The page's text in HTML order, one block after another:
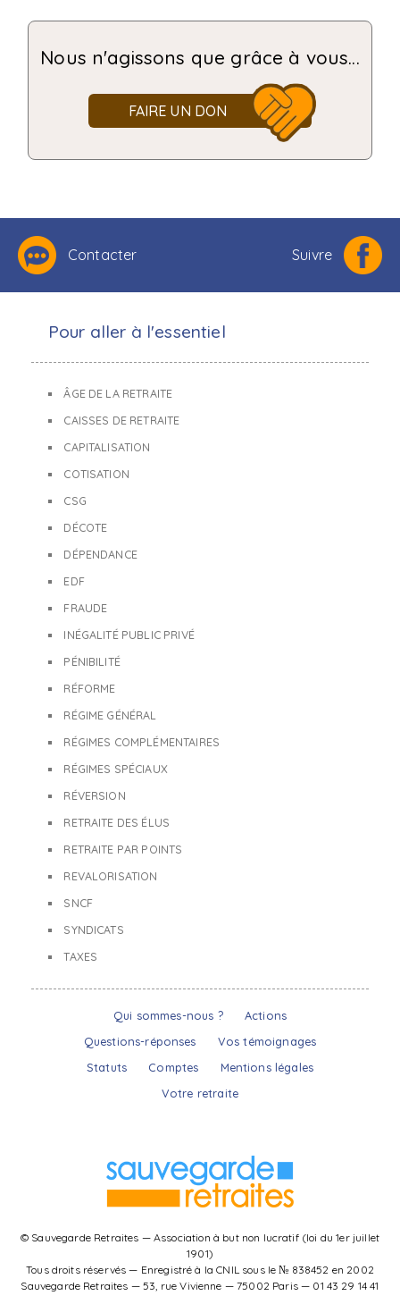
Nous n'agissons que grâce à vous...
FAIRE UN DON
Contacter Suivre
Pour aller à l'essentiel
ÂGE DE LA RETRAITE
CAISSES DE RETRAITE
CAPITALISATION
COTISATION
CSG
DÉCOTE
DÉPENDANCE
EDF
FRAUDE
INÉGALITÉ PUBLIC PRIVÉ
PÉNIBILITÉ
RÉFORME
RÉGIME GÉNÉRAL
RÉGIMES COMPLÉMENTAIRES
RÉGIMES SPÉCIAUX
RÉVERSION
RETRAITE DES ÉLUS
RETRAITE PAR POINTS
REVALORISATION
SNCF
SYNDICATS
TAXES
Qui sommes-nous ?
Actions
Questions-réponses
Vos témoignages
Statuts
Comptes
Mentions légales
Votre retraite
© Sauvegarde Retraites — Association à but non lucratif (loi du 1er juillet
1901)
Tous droits réservés — Enregistré à la CNIL sous le № 838452 en 2002
Sauvegarde Retraites — 53, rue Vivienne — 75002 Paris — 01 43 29 14 41